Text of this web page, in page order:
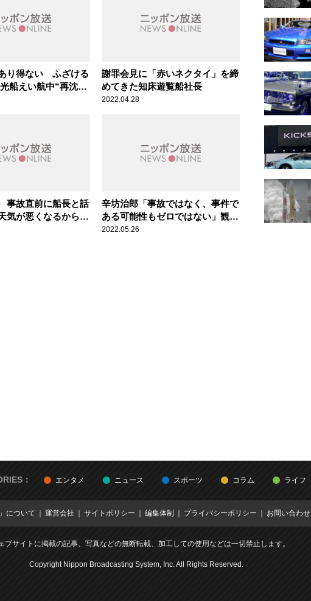
り得ない ふざける
船えい航中“再沈
謝罪会見に「赤いネクタイ」を締
めてきた知床遊覧船社長
2022.04.28
故直前に船長と話
気が悪くなるから気
辛坊治郎「事故ではなく、事件で
ある可能性もゼロではない」観光
船沈没、先入観排除の調査を提言
2022.05.26
： エンタメ ニュース スポーツ コラム ライフ
について 運営会社 サイトポリシー 編集体制 プライバシーポリシー お問い合わせ
ブサイトに掲載の記事、写真などの無断転載、加工しての使用などは一切禁止します。
Copyright Nippon Broadcasting System, Inc. All Rights Reserved.